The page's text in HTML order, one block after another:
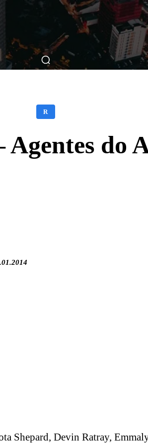
Matérias Nos Cinemas
R
Agentes do
Shepard, Devin Ratray,